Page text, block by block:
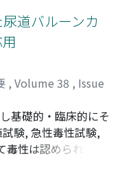
; Sugimoto,
道バルーンカ
, Volume 38 , Issue
淡人;村本, 俊一;石
Uchida, Toyoaki;
Awato;
基礎的・臨床的にそ
験, 急性毒性試験,
性は認められなか
ドウ球菌, 大腸菌の